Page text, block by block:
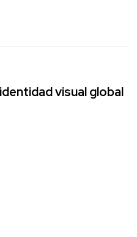
visual global